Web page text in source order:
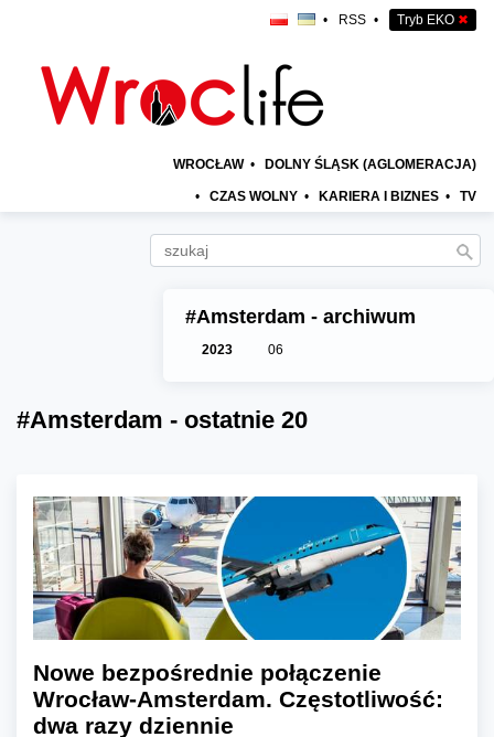
• RSS • Tryb EKO ✖
WROCŁAW • DOLNY ŚLĄSK (AGLOMERACJA)
• CZAS WOLNY • KARIERA I BIZNES • TV
#Amsterdam - archiwum
2023 06
#Amsterdam - ostatnie 20
Nowe bezpośrednie połączenie
Wrocław-Amsterdam. Częstotliwość:
dwa razy dziennie